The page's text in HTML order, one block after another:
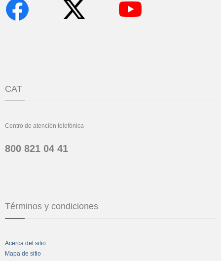
CAT
Centro de atención telefónica
800 821 04 41
Términos y condiciones
Acerca del sitio
Mapa de sitio